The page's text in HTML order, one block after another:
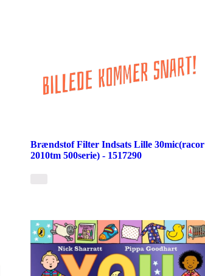
Brændstof Filter Indsats Lille 30mic(racor
2010tm 500serie) - 1517290